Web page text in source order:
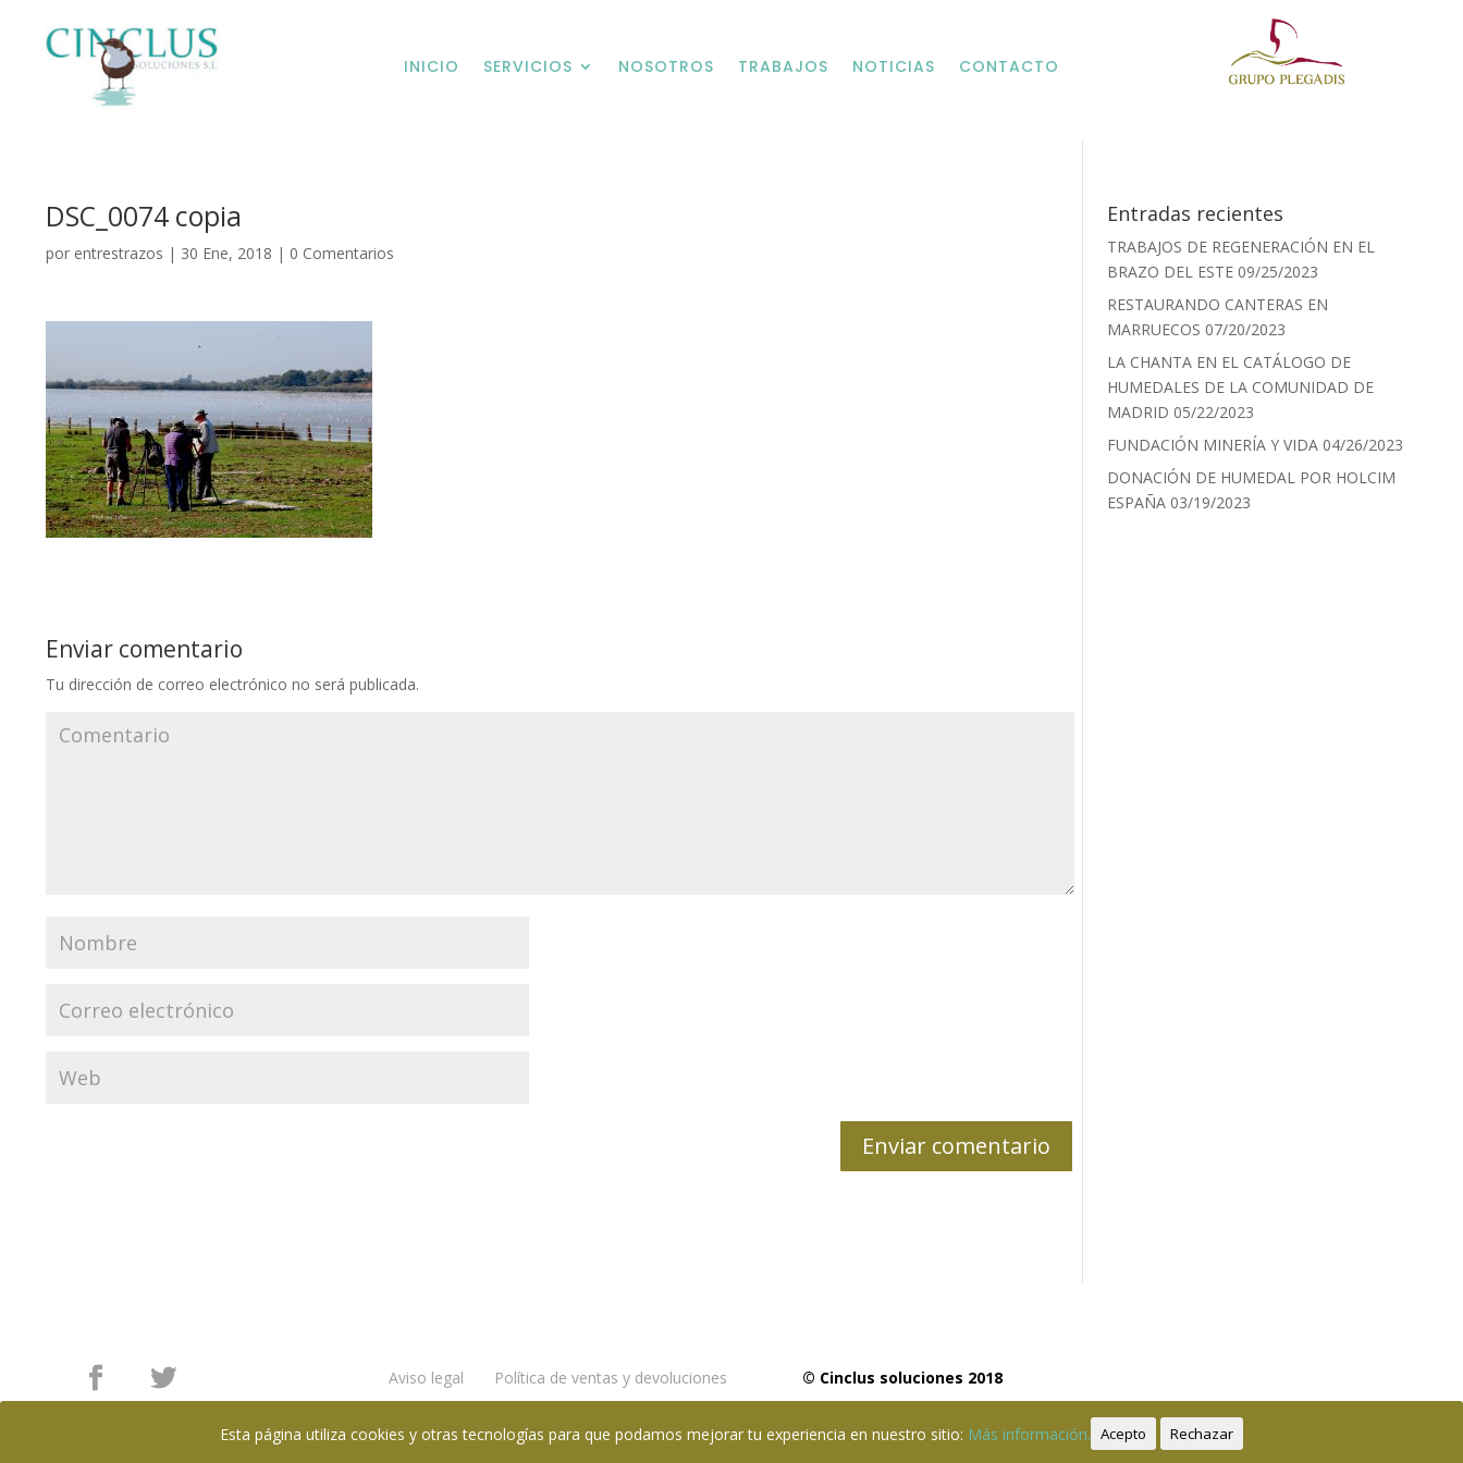
INICIO SERVICIOS NOSOTROS TRABAJOS NOTICIAS CONTACTO
DSC_0074 copia
por entrestrazos | 30 Ene, 2018 | 0 Comentarios
Enviar comentario
Tu dirección de correo electrónico no será publicada.
Entradas recientes
TRABAJOS DE REGENERACIÓN EN EL
BRAZO DEL ESTE 09/25/2023
RESTAURANDO CANTERAS EN
MARRUECOS 07/20/2023
LA CHANTA EN EL CATÁLOGO DE
HUMEDALES DE LA COMUNIDAD DE
MADRID 05/22/2023
FUNDACIÓN MINERÍA Y VIDA 04/26/2023
DONACIÓN DE HUMEDAL POR HOLCIM
ESPAÑA 03/19/2023
Aviso legal Política de ventas y devoluciones © Cinclus soluciones 2018
Esta página utiliza cookies y otras tecnologías para que podamos mejorar tu experiencia en nuestro sitio: Más información. Acepto Rechazar